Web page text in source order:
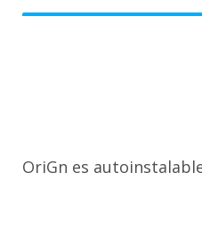
OriGn es